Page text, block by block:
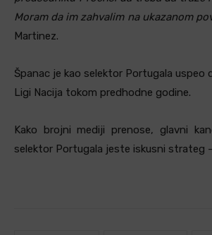
Moram da im zahvalim na ukazanom
Martinez.
Španac je kao selektor Portugala uspeo
Ligi Nacija tokom predhodne godine.
Kako brojni mediji prenose, glavni
selektor Portugala jeste iskusni strateg